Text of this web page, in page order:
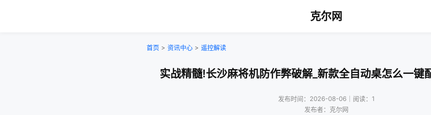
克尔网
首页 > 资讯中心 > 遥控解读
实战精髓!长沙麻将机防作弊破解_新款全自动桌怎么一键
发布时间：2026-08-06｜阅读：1
发布者：克尔网